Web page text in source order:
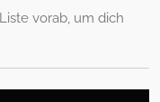
vorab, um dich